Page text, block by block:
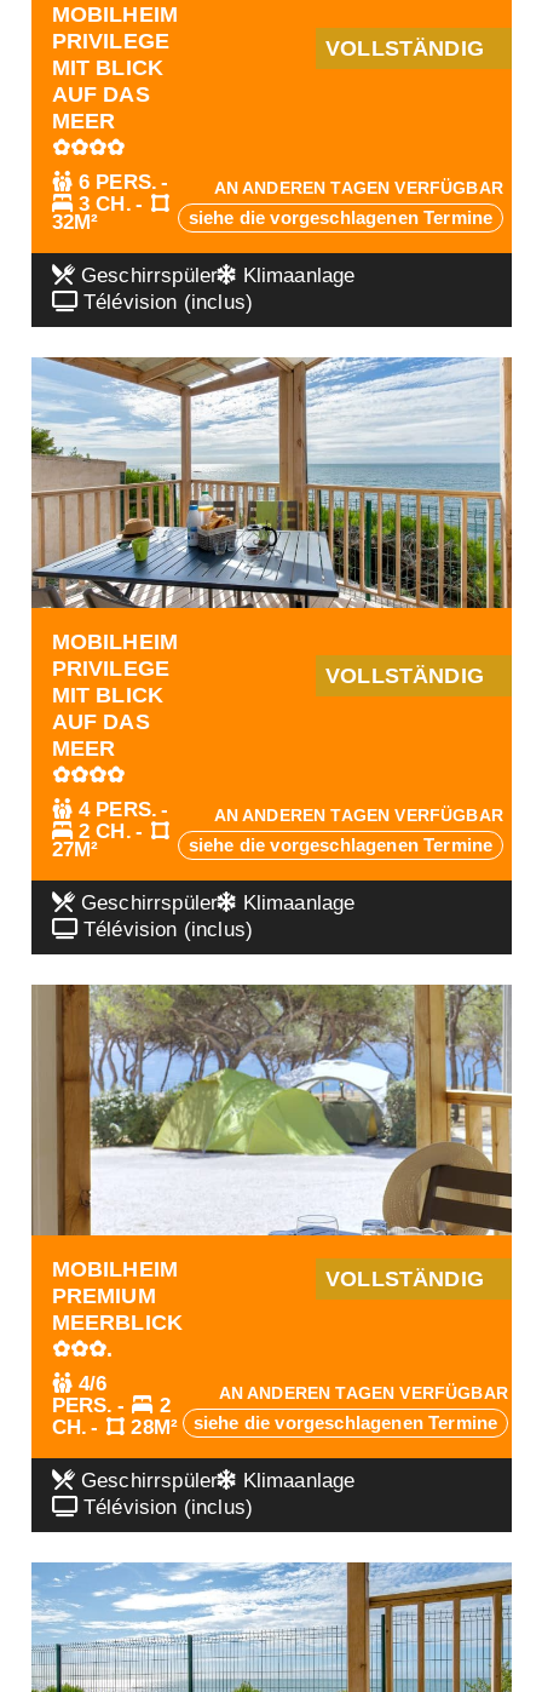
VOLLSTÄNDIG
MOBILHEIM
PRIVILEGE
MIT BLICK
AUF DAS
MEER
✿✿✿✿
6 PERS.
3 CH.
32M²
AN ANDEREN TAGEN VERFÜGBAR
siehe die vorgeschlagenen Termine
Geschirrspüler
Klimaanlage
Télévision (inclus)
VOLLSTÄNDIG
MOBILHEIM
PRIVILEGE
MIT BLICK
AUF DAS
MEER
✿✿✿✿
4 PERS.
2 CH.
27M²
AN ANDEREN TAGEN VERFÜGBAR
siehe die vorgeschlagenen Termine
Geschirrspüler
Klimaanlage
Télévision (inclus)
VOLLSTÄNDIG
MOBILHEIM
PREMIUM
MEERBLICK
✿✿✿.
4/6
PERS.
2
CH.
28M²
AN ANDEREN TAGEN VERFÜGBAR
siehe die vorgeschlagenen Termine
Geschirrspüler
Klimaanlage
Télévision (inclus)